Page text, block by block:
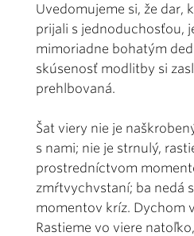
Uvedomujeme si, že dar,
prijali s jednoduchosťou,
mimoriadne bohatým
skúsenosť modlitby si
prehlbovaná.
Šat viery nie je
s nami; nie je strnulý,
prostredníctvom
zmŕtvychvstaní; ba nedá
momentov kríz. Dychom
Rastieme vo viere